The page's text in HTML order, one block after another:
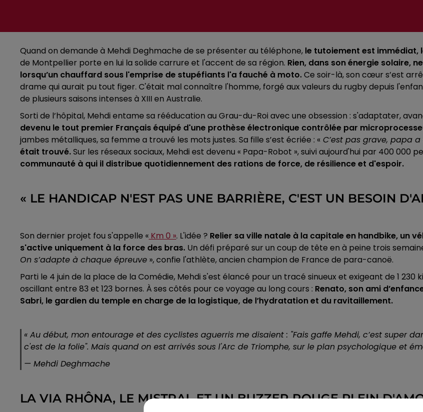
Quand on demande à Mehdi Deghmache de se présenter au téléphone, le tutoiement est immédiat,
de Montpellier porte en lui la solide carrure et l'accent de sa région. Rien, dans son énergie solaire,
lorsqu’un chauffard sous l'emprise de stupéfiants l'a fauché à moto.Ce soir-là, son cœur s’est
drame qui aurait pu tout figer. C'était mal connaître l'homme, forgé aux valeurs du rugby depuis
de plusieurs saisons intenses à XIII en Australie.
Sorti de l’hôpital, Mehdi entame sa rééducation au Grau-du-Roi avec une obsession : s'adaptater,
devenu le tout premier Français équipé d'une prothèse électronique contrôlée par
jambes métalliques, sa femme a trouvé les mots justes. Sa fille s’est écriée : « C’est pas grave, papa
était trouvé.Sur les réseaux sociaux, Mehdi est devenu « Papa-Robot », suivi aujourd'hui par 400 000
communauté à qui il distribue quotidiennement des rations de force, de résilience et d'espoir.
« LE HANDICAP N'EST PAS UNE BARRIÈRE, C'EST UN BESOIN
Son dernier projet fou s'appelle « Km 0 ». L'idée ? Relier sa ville natale à la capitale en handbike, un
s'active uniquement à la force des bras. Un défi préparé sur un coup de tête en à peine trois
On s’adapte à chaque épreuve », confie l'athlète, ancien champion de France de para-canoë.
Parti le 4 juin de la place de la Comédie, Mehdi s'est élancé pour un tracé sinueux et exigeant de 1
oscillant entre 83 et 123 bornes. À ses côtés pour ce voyage au long cours : Renato, son ami
Sabri, le gardien du temple en charge de la logistique, de l’hydratation et du ravitaillement.
« Au début, mon entourage et des cyclistes aguerris me disaient : "Fais gaffe Mehdi, c’est super
c'est de la folie". Mais quand on est arrivés sous l'Arc de Triomphe, sur le plan psychologique et
— Mehdi Deghmache
LA VIA RHÔNA, LE MISTRAL ET UN BUZZER ROUGE PLEIN